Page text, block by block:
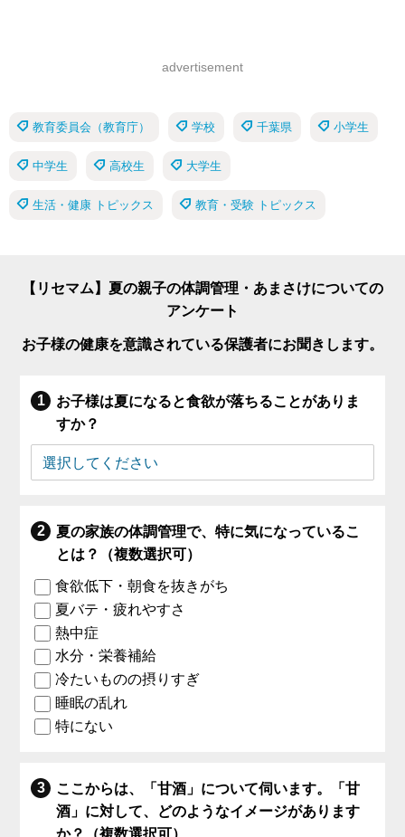
advertisement
教育委員会（教育庁） 学校 千葉県 小学生
中学生 高校生 大学生
生活・健康 トピックス 教育・受験 トピックス
【リセマム】夏の親子の体調管理・あまさけについての
アンケート
お子様の健康を意識されている保護者にお聞きします。
お子様は夏になると食欲が落ちることがありま
すか？
夏の家族の体調管理で、特に気になっているこ
とは？（複数選択可）
食欲低下・朝食を抜きがち
夏バテ・疲れやすさ
熱中症
水分・栄養補給
冷たいものの摂りすぎ
睡眠の乱れ
特にない
ここからは、「甘酒」について伺います。「甘
酒」に対して、どのようなイメージがあります